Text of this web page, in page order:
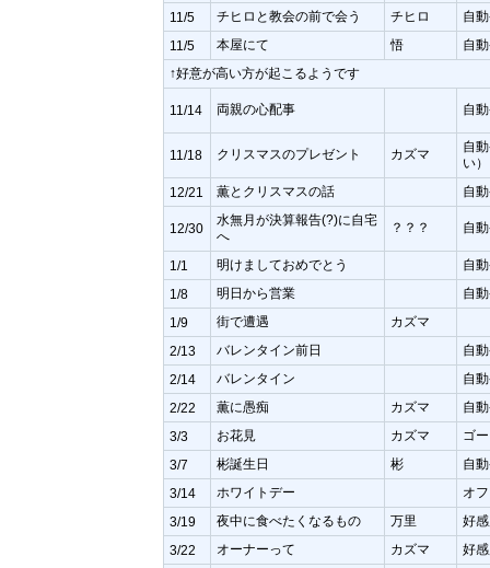
11/5 チヒロと教会の前で会う チヒロ 自
11/5 本屋にて 悟
自
↑好意が高い方が起こるようです
11/14 両親の心配事 自
11/18 クリスマスのプレゼント カズマ
自
い）
12/21 薫とクリスマスの話 自
12/30
水無月が決算報告(?)に自宅
へ
？？？ 自
1/1 明けましておめでとう 自
1/8 明日から営業 自
1/9 街で遭遇 カズマ
2/13 バレンタイン前日 自
2/14 バレンタイン 自
2/22 薫に愚痴 カズマ 自
3/3 お花見 カズマ ゴ
3/7 彬誕生日 彬 自
3/14 ホワイトデー オ
3/19 夜中に食べたくなるもの 万里 好
3/22 オーナーって カズマ 好